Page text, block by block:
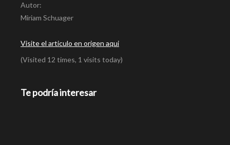
Autor:
Miriam Schuager
Visite el articulo en origen aqui
(Visited 12 times, 1 visits today)
Te podría interesar